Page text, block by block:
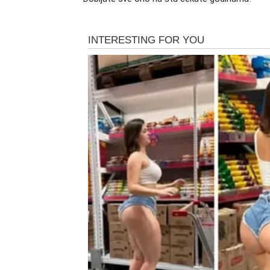
Suze koje leče stare rane
Postoje trenuci kada čovek zaplače ne
Rakove. Posle mnogo emotivnih borbi,
To će biti znak da ništa nije bilo uzalud.
ono što dolazi pokazaće da veliko srce
Novac i sigurnost dolaze
Mnogi Rakovi dugo su se borili za
a nekada da ćutite pred nepravdom samo
finansijska slika menja.
Otvara se mogućnost boljeg posla, većeg